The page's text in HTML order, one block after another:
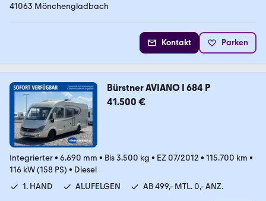
41063 Mönchengladbach
Kontakt Parken
Bürstner AVIANO I 684 P
41.500 €
Integrierter• 6.690 mm • Bis 3.500 kg • EZ 07/2012 • 115.700 km •
116 kW (158 PS) • Diesel
1. HAND
ALUFELGEN AB 499,- MTL. 0,- ANZ.